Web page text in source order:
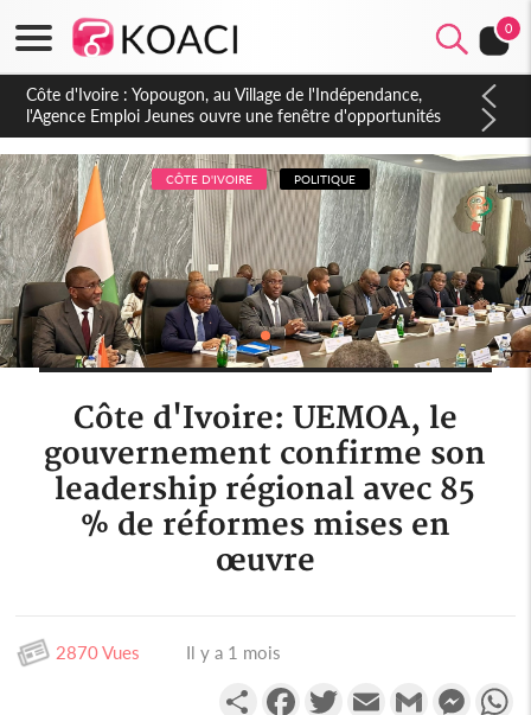
0
Côte d'Ivoire : CHU de Treichville, après la fronde, les agents
contractuels obtiennent un accord avec la direction sur les
arriérés du SMIG 2023
CÔTE D'IVOIRE POLITIQUE
Côte d'Ivoire: UEMOA, le
gouvernement confirme son
leadership régional avec 85
% de réformes mises en
œuvre
2870 Vues Il y a 1 mois
PartagerFacebookTwitterEmail Gmail